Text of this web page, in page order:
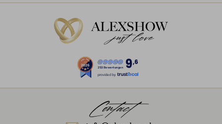
253 Bewertungen 9,6
provided by
Contact